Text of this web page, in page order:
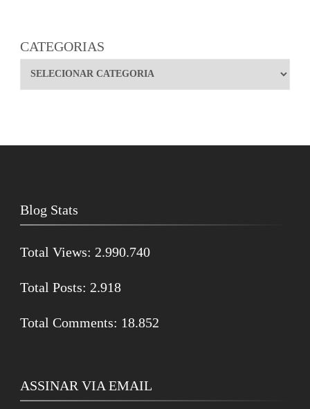
CATEGORIAS
Blog Stats
Total Views: 2.990.740
Total Posts: 2.918
Total Comments: 18.852
ASSINAR VIA EMAIL